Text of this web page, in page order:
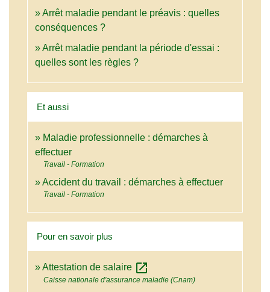
Arrêt maladie pendant le préavis : quelles
conséquences ?
Arrêt maladie pendant la période d'essai :
quelles sont les règles ?
Et aussi
Maladie professionnelle : démarches à
effectuer
Travail - Formation
Accident du travail : démarches à effectuer
Travail - Formation
Pour en savoir plus
Attestation de salaire open_in_new
Caisse nationale d'assurance maladie (Cnam)